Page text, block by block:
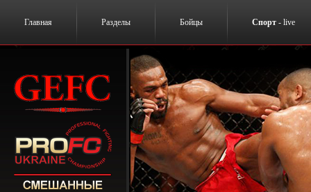
Главная Разделы Бойцы Спорт - live